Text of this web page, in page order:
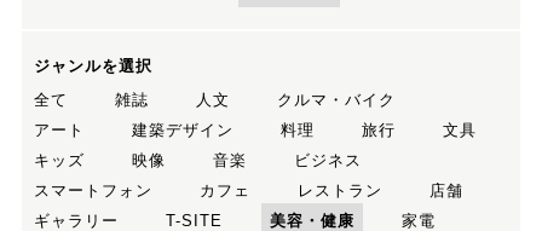
ジャンルを選択
全て
雑誌 人文
クルマ・バイク
アート
建築デザイン 料理 旅行
文具
キッズ
映像 音楽
ビジネス
スマートフォン
カフェ レストラン
店舗
ギャラリー
T-SITE 美容・健康
家電